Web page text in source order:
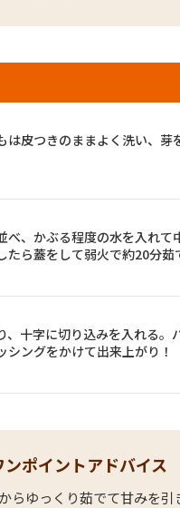
は皮つきのままよく洗い、芽
、かぶる程度の水を入れて
たら蓋をして弱火で約20分茹
、十字に切り込みを入れる。
シングをかけて出来上がり！
ンポイントアドバイス
らゆっくり茹でて甘みを引